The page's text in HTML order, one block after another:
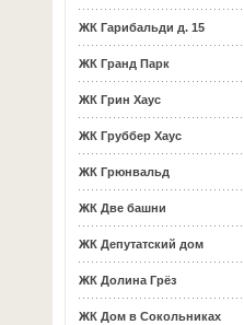
ЖК Гарибальди д. 15
ЖК Гранд Парк
ЖК Грин Хаус
ЖК Груббер Хаус
ЖК Грюнвальд
ЖК Две башни
ЖК Депутатский дом
ЖК Долина Грёз
ЖК Дом в Сокольниках